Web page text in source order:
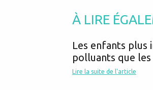
À LIRE
Les enfants plus
polluants que
Lire la suite de l'article